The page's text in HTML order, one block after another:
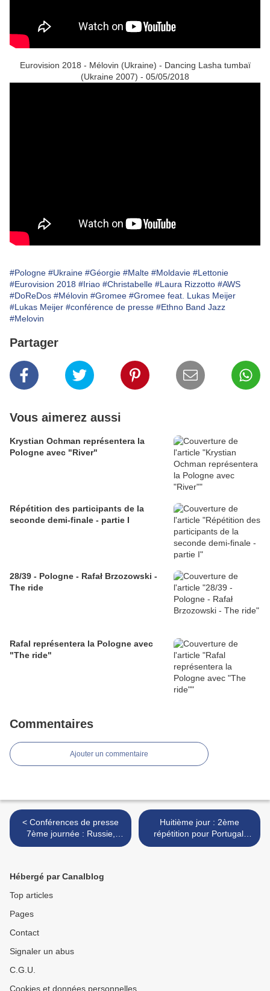
Eurovision 2018 - Mélovin (Ukraine) - Dancing Lasha tumbaï
(Ukraine 2007) - 05/05/2018
#Pologne #Ukraine #Géorgie #Malte #Moldavie #Lettonie
#Eurovision 2018 #Iriao #Christabelle #Laura Rizzotto #AWS
#DoReDos #Mélovin #Gromee #Gromee feat. Lukas Meijer
#Lukas Meijer #conférence de presse #Ethno Band Jazz
#Melovin
Partager
Vous aimerez aussi
Krystian Ochman représentera la
Pologne avec "River"
Répétition des participants de la
seconde demi-finale - partie I
28/39 - Pologne - Rafał Brzozowski -
The ride
Rafal représentera la Pologne avec
"The ride"
Commentaires
Ajouter un commentaire
< Conférences de presse
7ème journée : Russie,
Géorgie, Suède,
Huitième jour : 2ème
répétition pour Portugal,
Royaume-Uni, Espagne,
Hébergé par Canalblog
Top articles
Pages
Contact
Signaler un abus
C.G.U.
Cookies et données personnelles